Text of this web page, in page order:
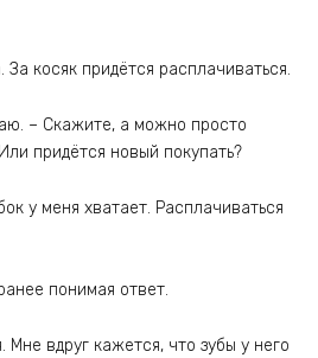
косяк придётся расплачиваться.
– Скажите, а можно просто
придётся новый покупать?
у меня хватает. Расплачиваться
понимая ответ.
вдруг кажется, что зубы у него